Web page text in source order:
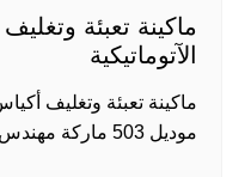
ماكينة تعبئة
الآتوماتيكية
ماكينة تعبئة وتغليف
موديل 503 ماركة مهندس منسي لحام من الظهر